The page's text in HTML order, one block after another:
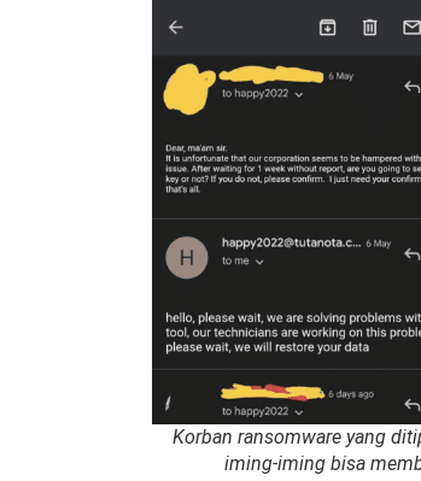
Korban ransomware yang
iming-iming bisa